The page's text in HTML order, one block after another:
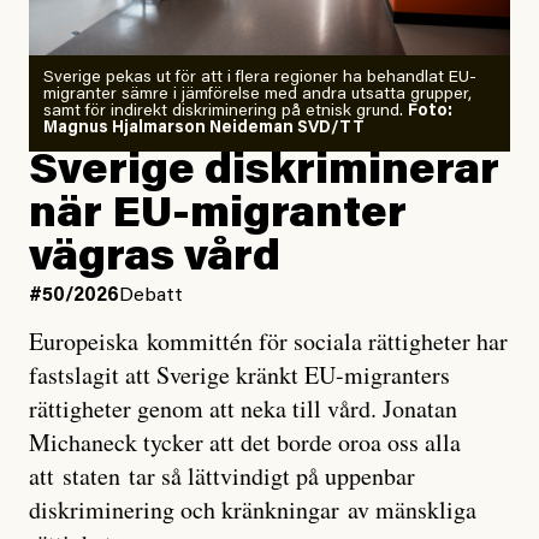
Zeke Hausfather är chockad igen efter att ha
analyserat hur de olika klimatmodellerna bedömer
läget för hur den begynnande El Niño-händelsen ska
utveckla sig. El Niño är ett återkommande
väderfenomen som uppstår när havsvattnet i delar av
Stilla havet blir ovanligt varmt. Det påverkar vädret
över stora delar av världen och under
forskare allt oftare varnat för att den här El Niñon
Det verkar vara en underdrift, menar nu Zeke
Hausfather.
”Det ser ut som att årets El Niño inte bara med stor
sannolikhet kommer att bli den starkaste sedan
Sverige pekas ut för att i flera regioner ha behandlat EU-
migranter sämre i jämförelse med andra utsatta grupper,
samt för indirekt diskriminering på etnisk grund. Foto:
Magnus Hjalmarson Neideman SVD/TT
Sverige diskriminerar
när EU-migranter
vägras vård
#50/2026 Debatt
Europeiska kommittén för sociala rättigheter har
fastslagit att Sverige kränkt EU-migranters
rättigheter genom att neka till vård. Jonatan
Michaneck tycker att det borde oroa oss alla
att staten tar så lättvindigt på uppenbar
diskriminering och kränkningar av mänskliga